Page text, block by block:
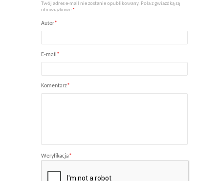
Twój adres e-mail nie zostanie opublikowany. Pola z gwiazdką są
obowiązkowe *
Autor*
E-mail *
Komentarz*
Weryfikacja*